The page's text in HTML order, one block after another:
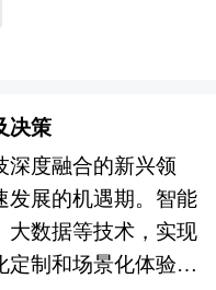
在大量周密的市场
计局、国家商务
究院、深圳创业投
、上海创业投资行
、中国行业研究
息以及各省市相关统
。对智能浴缸行业
等创新形式，兼顾
可伸缩的户外餐
业研究报告旨在从
趋势，挖掘户外家
细分市场领域的深度
结构、区域结构、市
角度市场变化的生动
决策
深度融合的新兴领
发展的机遇期。智能
大数据等技术，实现
定制和场景化体验，